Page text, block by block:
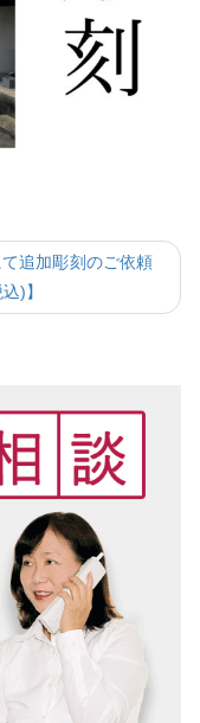
追加彫刻のご依頼
)】